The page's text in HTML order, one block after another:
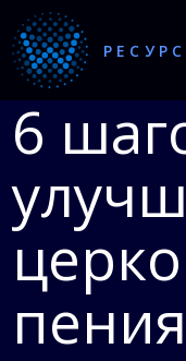
6
пения